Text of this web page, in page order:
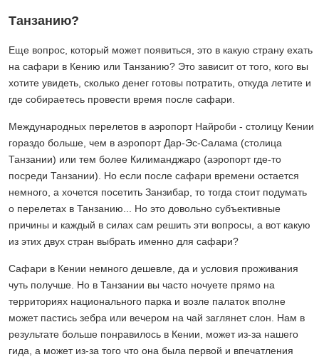
Танзанию?
Еще вопрос, который может появиться, это в какую страну ехать
на сафари в Кению или Танзанию? Это зависит от того, кого вы
хотите увидеть, сколько денег готовы потратить, откуда летите и
где собираетесь провести время после сафари.
Международных перелетов в аэропорт Найроби - столицу Кении
гораздо больше, чем в аэропорт Дар-Эс-Салама (столица
Танзании) или тем более Килиманджаро (аэропорт где-то
посреди Танзании). Но если после сафари времени остается
немного, а хочется посетить Занзибар, то тогда стоит подумать
о перелетах в Танзанию... Но это довольно субъективные
причины и каждый в силах сам решить эти вопросы, а вот какую
из этих двух стран выбрать именно для сафари?
Сафари в Кении немного дешевле, да и условия проживания
чуть получше. Но в Танзании вы часто ночуете прямо на
территориях национального парка и возле палаток вполне
может пастись зебра или вечером на чай заглянет слон. Нам в
результате больше понравилось в Кении, может из-за нашего
гида, а может из-за того что она была первой и впечатления